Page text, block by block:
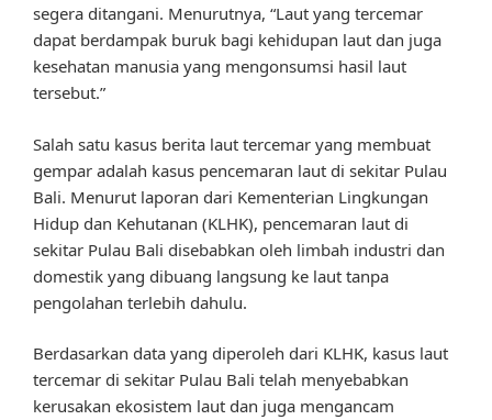
segera ditangani. Menurutnya, “Laut yang tercemar
dapat berdampak buruk bagi kehidupan laut dan juga
kesehatan manusia yang mengonsumsi hasil laut
tersebut.”
Salah satu kasus berita laut tercemar yang membuat
gempar adalah kasus pencemaran laut di sekitar Pulau
Bali. Menurut laporan dari Kementerian Lingkungan
Hidup dan Kehutanan (KLHK), pencemaran laut di
sekitar Pulau Bali disebabkan oleh limbah industri dan
domestik yang dibuang langsung ke laut tanpa
pengolahan terlebih dahulu.
Berdasarkan data yang diperoleh dari KLHK, kasus laut
tercemar di sekitar Pulau Bali telah menyebabkan
kerusakan ekosistem laut dan juga mengancam